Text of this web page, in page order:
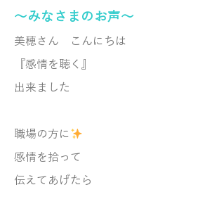
～みなさまのお声～
美穂さん こんにちは
『感情を聴く』
出来ました
職場の方に
感情を拾って
伝えてあげたら